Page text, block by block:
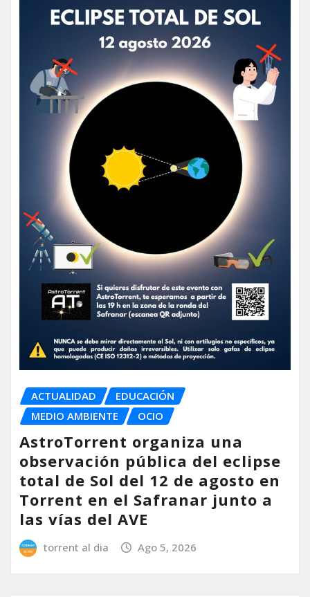
ACTUALIDAD
EDUCACIÓN
MEDIO AMBIENTE
OCIO
AstroTorrent organiza una
observación pública del eclipse
total de Sol del 12 de agosto en
Torrent en el Safranar junto a
las vías del AVE
torrent al dia Ago 5, 2026